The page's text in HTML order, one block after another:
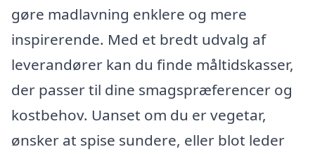
gøre madlavning enklere og mere
inspirerende. Med et bredt udvalg af
leverandører kan du finde måltidskasser,
der passer til dine smagspræferencer og
kostbehov. Uanset om du er vegetar,
ønsker at spise sundere, eller blot leder